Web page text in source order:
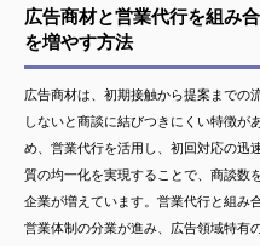
広告商材と営業代行を組み
を増やす方法
広告商材は、初期接触から提案までの
しないと商談に結びつきにくい特徴が
め、営業代行を活用し、初回対応の迅
質の均一化を実現することで、商談数
企業が増えています。営業代行と組み
営業体制の分業が進み、広告領域特有